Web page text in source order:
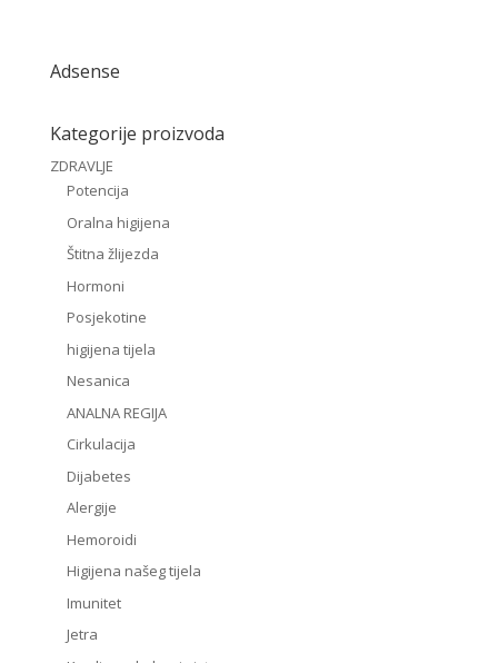
Adsense
Kategorije proizvoda
ZDRAVLJE
Potencija
Oralna higijena
Štitna žlijezda
Hormoni
Posjekotine
higijena tijela
Nesanica
ANALNA REGIJA
Cirkulacija
Dijabetes
Alergije
Hemoroidi
Higijena našeg tijela
Imunitet
Jetra